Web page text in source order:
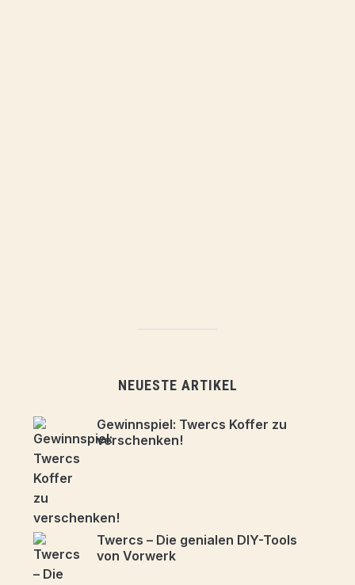
NEUESTE ARTIKEL
Gewinnspiel: Twercs Koffer zu
verschenken!
Twercs – Die genialen DIY-Tools
von Vorwerk